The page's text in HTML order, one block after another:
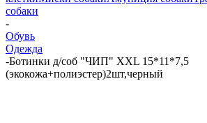
собаки
-
Обувь
Одежда
-Ботинки д/соб "ЧИП" XXL 15*11*7,5
(экокожа+полиэстер)2шт,черный